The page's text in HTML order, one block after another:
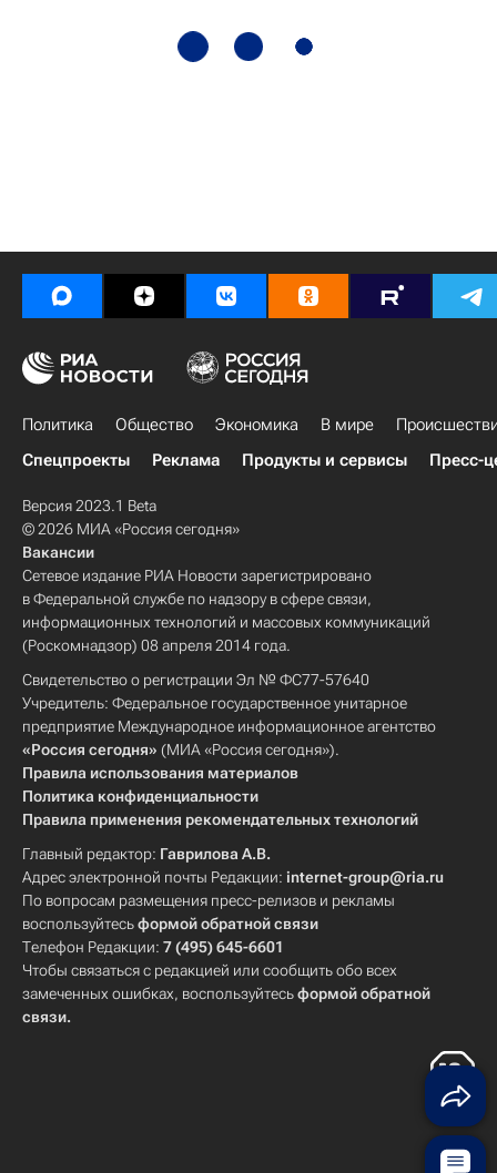
Политика Общество Экономика В мире
Спецпроекты
Реклама Продукты и сервисы Пресс-
Версия 2023.1 Beta
© 2026 МИА «Россия сегодня»
Вакансии
Сетевое издание РИА Новости зарегистрировано
в Федеральной службе по надзору в сфере связи,
информационных технологий и массовых коммуникаций
(Роскомнадзор) 08 апреля 2014 года.
Свидетельство о регистрации Эл № ФС77-57640
Учредитель: Федеральное государственное унитарное
предприятие Международное информационное агентство
«Россия сегодня» (МИА «Россия сегодня»).
Правила использования материалов
Политика конфиденциальности
Правила применения рекомендательных технологий
Главный редактор: Гаврилова А.В.
Адрес электронной почты Редакции: internet-group@ria.ru
По вопросам размещения пресс-релизов и рекламы
воспользуйтесьформой обратной связи
Телефон Редакции: 7 (495) 645-6601
Чтобы связаться с редакцией или сообщить обо всех
замеченных ошибках, воспользуйтесьформой обратной
связи.